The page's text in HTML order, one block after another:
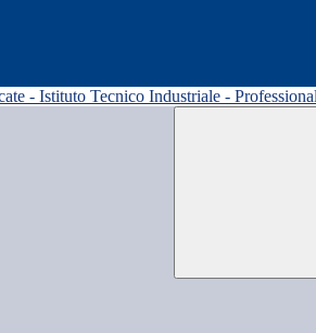
- Istituto Tecnico Industriale -